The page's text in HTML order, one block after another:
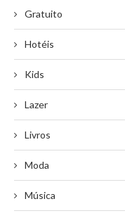
Gratuito
Hotéis
Kids
Lazer
Livros
Moda
Música